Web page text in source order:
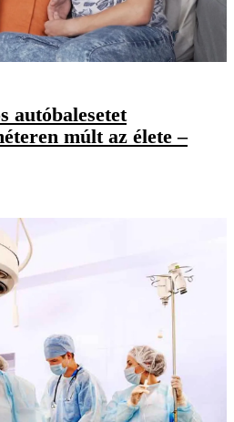
autóbalesetet
múlt az élete –